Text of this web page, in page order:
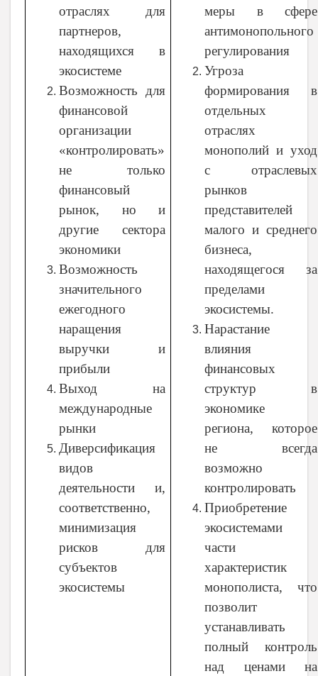
отраслях для
партнеров,
находящихся в
экосистеме
Возможность для
финансовой
организации
«контролировать»
не только
финансовый
рынок, но и
другие сектора
экономики
Возможность
значительного
ежегодного
наращения
выручки и
прибыли
Выход на
международные
рынки
Диверсификация
видов
деятельности и,
соответственно,
минимизация
рисков для
субъектов
экосистемы
меры в сфере
антимонопольного
регулирования
Угроза
формирования в
отдельных
отраслях
монополий и уход
с отраслевых
рынков
представителей
малого и среднего
бизнеса,
находящегося за
пределами
экосистемы.
Нарастание
влияния
финансовых
структур в
экономике
региона, которое
не всегда
возможно
контролировать
Приобретение
экосистемами
части
характеристик
монополиста, что
позволит
устанавливать
полный контроль
над ценами на